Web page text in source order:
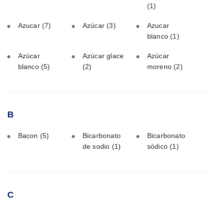
(1)
Azucar (7) Azúcar(3)
Azucar
blanco(1)
Azúcar
blanco (5)
Azúcar glace
(2)
Azúcar
moreno(2)
B
Bacon (5)
Bicarbonato
de sodio (1)
Bicarbonato
sódico(1)
C